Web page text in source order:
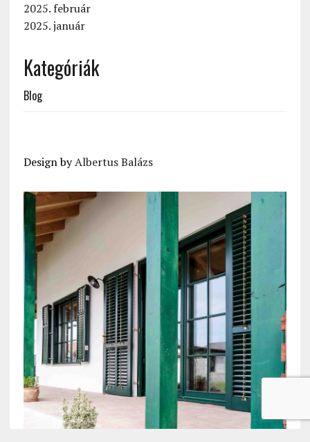
2025. február
2025. január
Kategóriák
Blog
Design byAlbertus Balázs